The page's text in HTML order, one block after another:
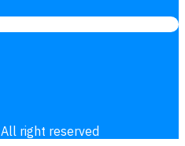
All right reserved